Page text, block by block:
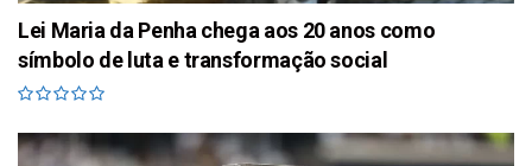
Lei Maria da Penha chega aos 20 anos como
símbolo de luta e transformação social